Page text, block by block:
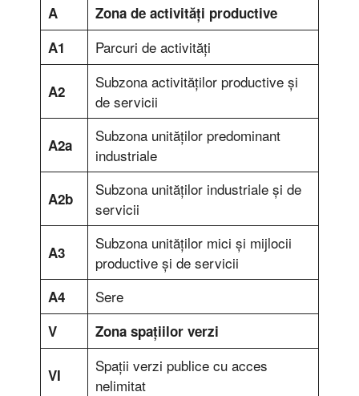
A
Zona de activităţi productive
A1
Parcuri de activităţi
A2
Subzona activităţilor productive şi
de servicii
A2a
Subzona unităţilor predominant
industriale
A2b
Subzona unităţilor industriale şi de
servicii
A3
Subzona unităţilor mici şi mijlocii
productive şi de servicii
A4 Sere
V Zona spaţiilor verzi
VI
Spaţii verzi publice cu acces
nelimitat